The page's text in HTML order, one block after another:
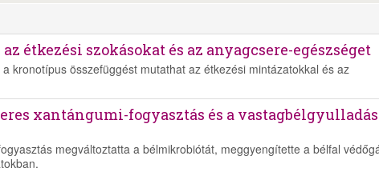
étkezési szokásokat és az anyagcsere-egészséget
kronotípus összefüggést mutathat az étkezési mintázatokkal és az
xantángumi-fogyasztás és a vastagbélgyulladás
megváltoztatta a bélmikrobiótát, meggyengítette a bélfal